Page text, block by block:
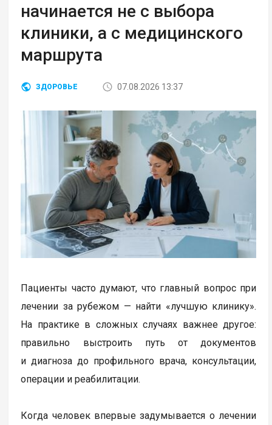
начинается не с выбора
клиники, а с медицинского
маршрута
ЗДОРОВЬЕ 07.08.2026 13:37
Пациенты часто думают, что главный вопрос при
лечении за рубежом — найти «лучшую клинику».
На практике в сложных случаях важнее другое:
правильно выстроить путь от документов
и диагноза до профильного врача, консультации,
операции и реабилитации.
Когда человек впервые задумывается о лечении